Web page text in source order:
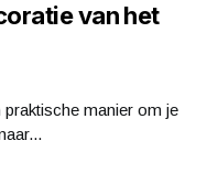
van het
manier om je